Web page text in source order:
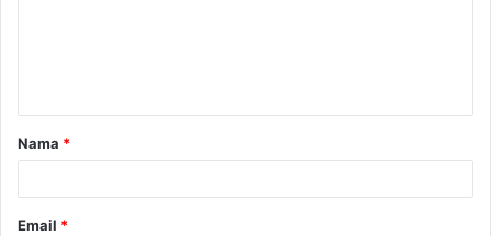
a
r
Nama *
Email *